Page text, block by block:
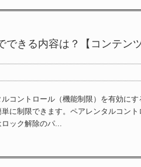
できる内容は？【コンテンツ
コントロール（機能制限）を有効に
に制限できます。ペアレンタルコン
ック解除のパ...